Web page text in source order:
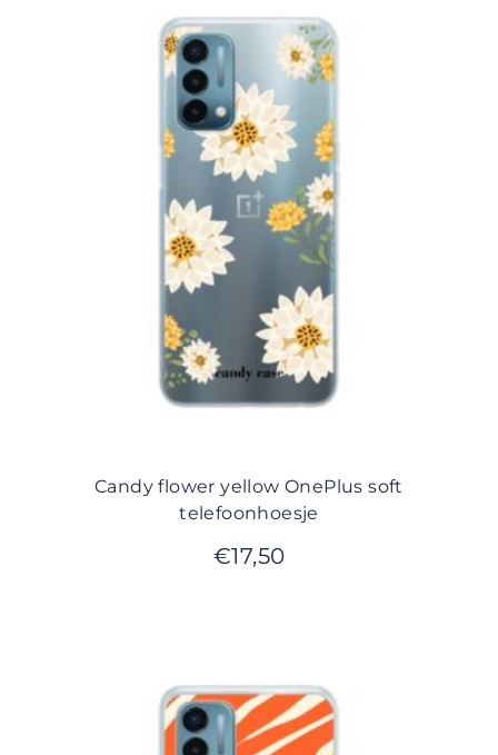
Candy flower yellow OnePlus soft
telefoonhoesje
€17,50